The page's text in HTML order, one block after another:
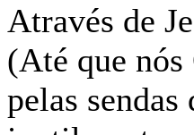
Através de
(Até que nós
pelas